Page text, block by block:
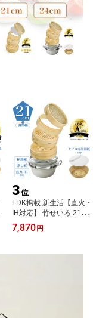
3位
LDK掲載 新生活【直火・
IH対応】 竹せいろ 21cm
せいろ紙（30枚） 初心
者 本格蒸し鍋セット _ 滴
いろ 2段 受け台 蒸篭 蒸
7,870円